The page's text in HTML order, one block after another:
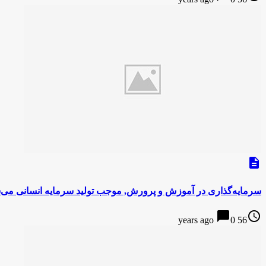
description
سرمایه‌گذاری در آموزش و پرورش, موجب تولید سرمایه انسانی
access_time
56 years ago
chat_bubble0